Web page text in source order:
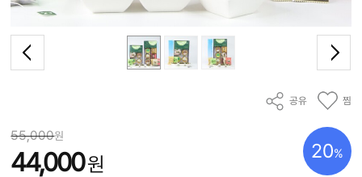
공유 찜
20%
55,000원
44,000원